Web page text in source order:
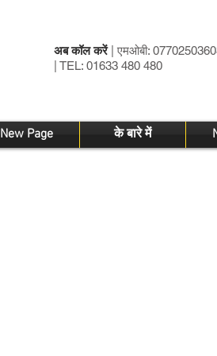
अब कॉल करें| एमओबी:
| TEL: 01633 480 480
New Page के बारे में